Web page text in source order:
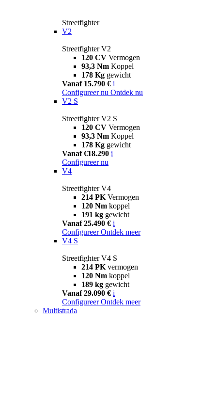
Streetfighter
V2
Streetfighter V2
120 CV Vermogen
93,3 Nm Koppel
178 Kg gewicht
Vanaf 15.790 € i
Configureer nu Ontdek nu
V2 S
Streetfighter V2 S
120 CV Vermogen
93,3 Nm Koppel
178 Kg gewicht
Vanaf €18.290 i
Configureer nu
V4
Streetfighter V4
214 PK Vermogen
120 Nm koppel
191 kg gewicht
Vanaf 25.490 € i
Configureer Ontdek meer
V4 S
Streetfighter V4 S
214 PK vermogen
120 Nm koppel
189 kg gewicht
Vanaf 29.090 € i
Configureer Ontdek meer
Multistrada